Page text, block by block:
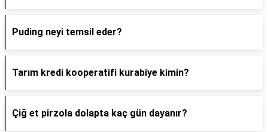
Puding neyi temsil eder?
Tarım kredi kooperatifi kurabiye kimin?
Çiğ et pirzola dolapta kaç gün dayanır?